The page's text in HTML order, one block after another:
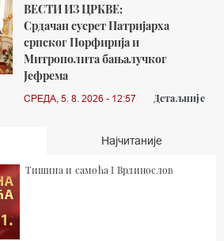
ВЕСТИ ИЗ ЦРКВЕ:
Срдачан сусрет Патријарха
српског Порфирија и
Митрополита бањалучког
Јефрема
СРЕДА, 5. 8. 2026 - 12:57 Детаљније
Најчитаније
Тишина и самоћа I Врлинослов